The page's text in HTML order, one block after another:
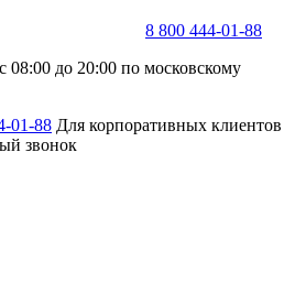
8 800 444-01-88
08:00 до 20:00 по московскому
01-88 Для корпоративных клиентов
звонок